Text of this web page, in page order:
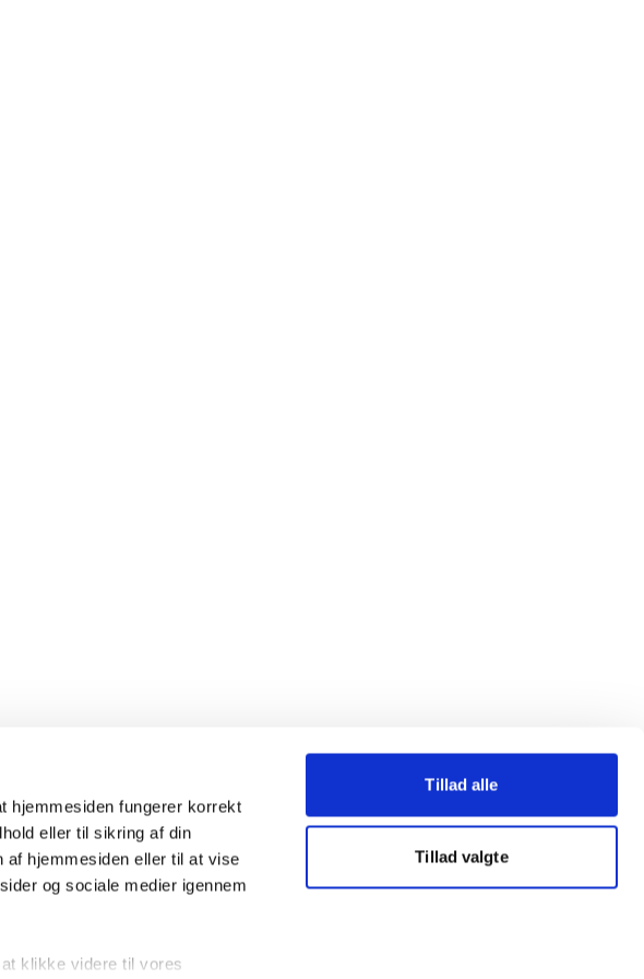
hjemmesiden fungerer korrekt
eller til sikring af din
hjemmesiden eller til at vise
og sociale medier igennem
klikke videre til vores
Tillad alle
Tillad valgte